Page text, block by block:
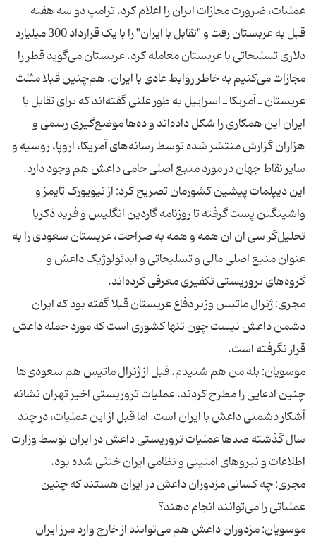
عملیات، ضرورت مجازات ایران را اعلام کرد. ترامپ دو سه هفته
قبل به عربستان رفت و "تقابل با ایران" را با یک قرارداد 300 میلیارد
دلاری تسلیحاتی با عربستان معامله کرد. عربستان می‌گوید قطر را
مجازات می‌کنیم به خاطر روابط عادی با ایران. هم‌چنین قبلا مثلث
عربستان ـ آمریکا ـ اسراییل به طور علنی گفته‌اند که برای تقابل با
ایران این همکاری را شکل داده‌اند و ده‌ها موضع‌گیری رسمی و
هزاران گزارش منتشر شده توسط رسانه‌های آمریکا، اروپا، روسیه و
این دیپلمات پیشین کشورمان تصریح کرد: از نیویورک تایمز و
واشینگتن پست گرفته تا روزنامه گاردین انگلیس و فرید ذکریا
تحلیل‌گر سی ان ان همه و همه به صراحت، عربستان سعودی را به
عنوان منبع اصلی مالی و تسلیحاتی و ایدئولوژیک داعش و
مجری: ژنرال ماتیس وزیر دفاع عربستان قبلا گفته بود که ایران
دشمن داعش نیست چون تنها کشوری است که مورد حمله داعش
موسویان: بله من هم شنیدم. قبل از ژنرال ماتیس هم سعودی‌ها
چنین ادعایی را مطرح کردند. عملیات تروریستی اخیر تهران نشانه
آشکار دشمنی داعش با ایران است. اما قبل از این عملیات، در چند
سال گذشته صدها عملیات تروریستی داعش در ایران توسط وزارت
مجری: چه کسانی مزدوران داعش در ایران هستند که چنین
موسویان: مزدوران داعش هم می‌توانند از خارج وارد مرز ایران